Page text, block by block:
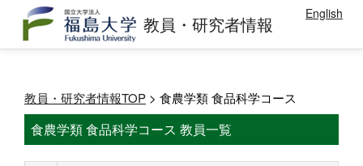
教員・研究者情報 English
教員・研究者情報TOP > 食農学類 食品科学コース
食農学類 食品科学コース 教員一覧